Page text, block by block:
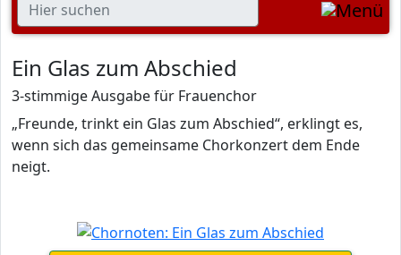
Ein Glas zum Abschied
3-stimmige Ausgabe für Frauenchor
„Freunde, trinkt ein Glas zum Abschied“, erklingt es,
wenn sich das gemeinsame Chorkonzert dem Ende
neigt.